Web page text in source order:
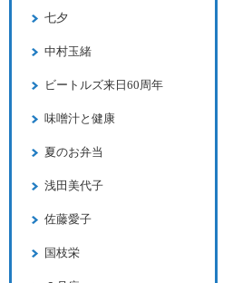
七夕
中村玉緒
ビートルズ来日60周年
味噌汁と健康
夏のお弁当
浅田美代子
佐藤愛子
国枝栄